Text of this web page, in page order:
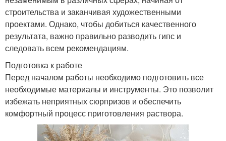
строительства и заканчивая художественными
проектами. Однако, чтобы добиться качественного
результата, важно правильно разводить гипс и
следовать всем рекомендациям.
Подготовка к работе
Перед началом работы необходимо подготовить все
необходимые материалы и инструменты. Это позволит
избежать неприятных сюрпризов и обеспечить
комфортный процесс приготовления раствора.